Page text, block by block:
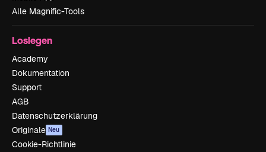
Alle Magnific-Tools
Loslegen
Academy
Dokumentation
Support
AGB
Datenschutzerklärung
Originale Neu
Cookie-Richtlinie